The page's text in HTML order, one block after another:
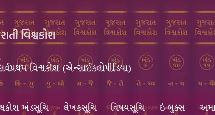
વિશ્વકોશ (એન્સાઈક્લોપીડિયા)
ખંડસૂચિ લેખકસૂચિ વિષયસૂચિ ઇ-બુક્સ